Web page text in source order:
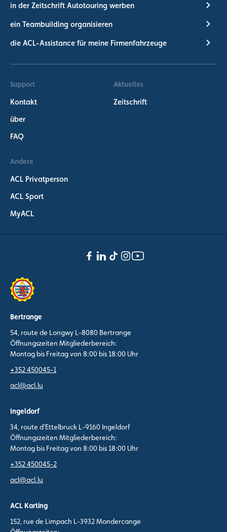
in der Zeitschrift Autotouring werben
ein Teambuilding organisieren
die ACL-Assistance für meine Firmenfahrzeuge
Support
Kontakt
über
FAQ
Aktuelles
Zeitschrift
Andere
ACL Privatperson
ACL Sport
MyACL
Bertrange
54, route de Longwy L-8080 Bertrange
Öffnungszeiten Mitgliederbereich:
Montag bis Freitag von 8:00 bis 18:00 Uhr
+352 450045-1
acl@acl.lu
Ingeldorf
34, route d'Ettelbruck L-9160 Ingeldorf
Öffnungszeiten Mitgliederbereich:
Montag bis Freitag von 8:00 bis 18:00 Uhr
+352 450045-2
acl@acl.lu
ACL Karting
152, rue de Limpach L-3932 Mondercange